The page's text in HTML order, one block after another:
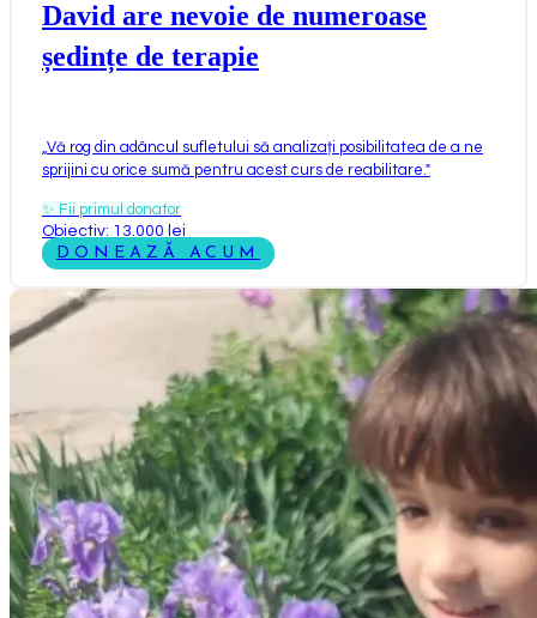
David are nevoie de numeroase
ședințe de terapie
Vă rog din adâncul sufletului să analizați posibilitatea de a ne
sprijini cu orice sumă pentru acest curs de reabilitare. "
✨ Fii primul donator
Obiectiv: 13.000 lei
DONEAZĂ ACUM